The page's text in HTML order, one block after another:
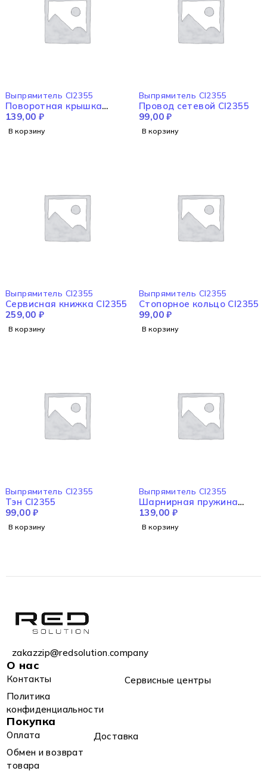
Выпрямитель CI2355
Поворотная крышка
CI2355
139,00 ₽
В корзину
Выпрямитель CI2355
Провод сетевой CI2355
99,00₽
В корзину
Выпрямитель CI2355
Сервисная книжка CI2355
259,00 ₽
В корзину
Выпрямитель CI2355
Стопорное кольцо CI2355
99,00₽
В корзину
Выпрямитель CI2355
Тэн CI2355
99,00₽
В корзину
Выпрямитель CI2355
Шарнирная пружина
CI2355
139,00 ₽
В корзину
zakazzip@redsolution.company
О нас
Контакты
Сервисные центры
Политика
конфиденциальности
Покупка
Оплата
Доставка
Обмен и возврат
товара